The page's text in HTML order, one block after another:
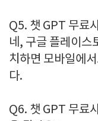
Q5. 챗 GPT 무료
네, 구글 플레이스
치하면 모바일에
다.
Q6. 챗 GPT 무료